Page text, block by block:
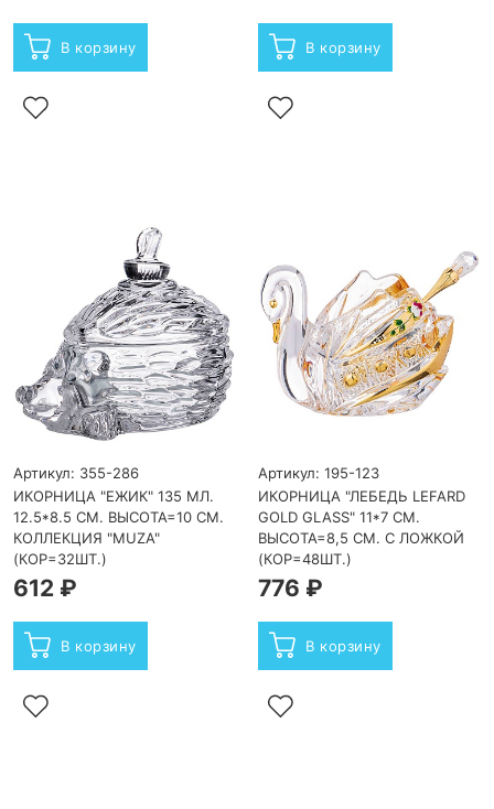
В корзину В корзину
Артикул: 355-286
ИКОРНИЦА "ЕЖИК" 135 МЛ.
12.5*8.5 СМ. ВЫСОТА=10 СМ.
КОЛЛЕКЦИЯ "MUZA"
(КОР=32ШТ.)
612 ₽
В корзину
Артикул: 195-123
ИКОРНИЦА "ЛЕБЕДЬ LEFARD
GOLD GLASS" 11*7 СМ.
ВЫСОТА=8,5 СМ. С ЛОЖКОЙ
(КОР=48ШТ.)
776 ₽
В корзину